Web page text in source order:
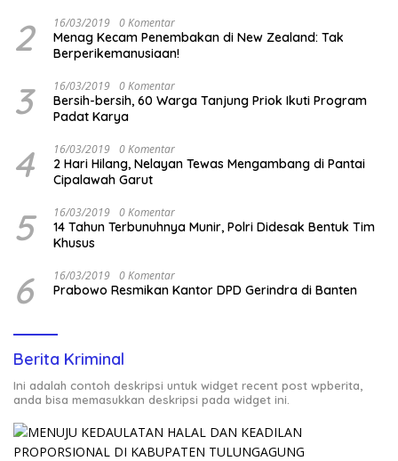
2 16/03/2019 0 Komentar
Menag Kecam Penembakan di New Zealand: Tak
Berperikemanusiaan!
3 16/03/2019 0 Komentar
Bersih-bersih, 60 Warga Tanjung Priok Ikuti Program
Padat Karya
4 16/03/2019 0 Komentar
2 Hari Hilang, Nelayan Tewas Mengambang di Pantai
Cipalawah Garut
5 16/03/2019 0 Komentar
14 Tahun Terbunuhnya Munir, Polri Didesak Bentuk Tim
Khusus
6 16/03/2019 0 Komentar
Prabowo Resmikan Kantor DPD Gerindra di Banten
Berita Kriminal
Ini adalah contoh deskripsi untuk widget recent post wpberita,
anda bisa memasukkan deskripsi pada widget ini.